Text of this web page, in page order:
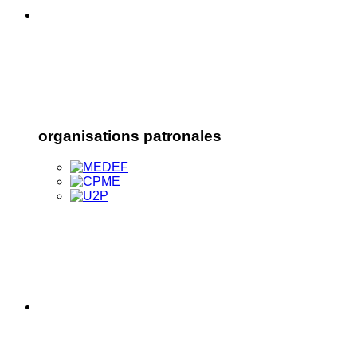
organisations patronales